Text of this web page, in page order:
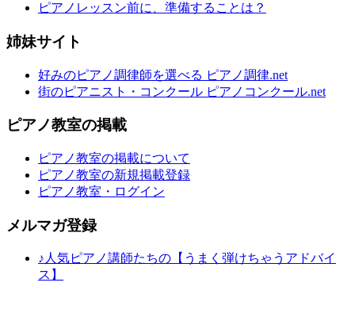
ピアノレッスン前に、準備することは？
姉妹サイト
好みのピアノ調律師を選べる ピアノ調律.net
街のピアニスト・コンクール ピアノコンクール.net
ピアノ教室の掲載
ピアノ教室の掲載について
ピアノ教室の新規掲載登録
ピアノ教室・ログイン
メルマガ登録
♪人気ピアノ講師たちの【うまく弾けちゃうアドバイ
ス】